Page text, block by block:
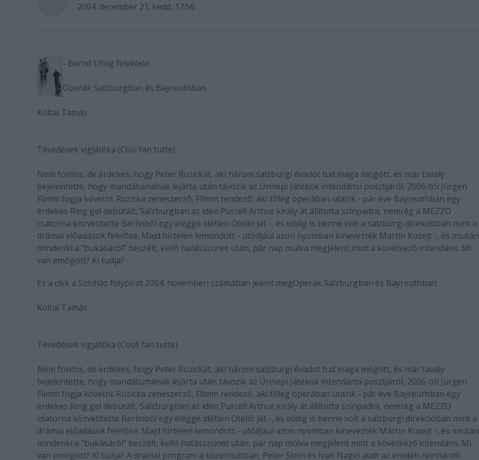
2004. december 21. kedd, 17:56
- Bernd Uhlig felvétele -
Operák Salzburgban és Bayreuthban
Koltai Tamás
Tévedések vígjátéka (Così fan tutte)
Nem fontos, de érdekes, hogy Peter Ruzickát, aki három salzburgi évadot tud maga mögött, és már tavaly
bejelentette, hogy mandátumának lejárta után távozik az Ünnepi Játékok intendánsi posztjáról, 2006-tól Jürgen
Flimm fogja követni. Ruzicka zeneszerzõ, Flimm rendezõ, aki fõleg operában utazik - pár éve Bayreuthban egy
érdekes Ring gel debütált, Salzburgban az idén Purcell Arthur király át állította színpadra, nemrég a MEZZO
csatorna közvetítette Berlinbõl egy eléggé idétlen Otelló ját -, és eddig is benne volt a salzburgi direkcióban mint a
drámai elõadások felelõse. Majd hirtelen lemondott - utódjául azon nyomban kinevezték Martin Kusejt -, és miután
mindenki a "bukásáról" beszélt, kellõ hatásszünet után, pár nap múlva megjelent mint a következõ intendáns. Mi
van emögött? Ki tudja?
Ez a cikk a Színház folyóirat 2004. novemberi számában jelent megOperák Salzburgban és Bayreuthban
Koltai Tamás
Tévedések vígjátéka (Cosě fan tutte)
Nem fontos, de érdekes, hogy Peter Ruzickát, aki három salzburgi évadot tud maga mögött, és már tavaly
bejelentette, hogy mandátumának lejárta után távozik az Ünnepi Játékok intendánsi posztjáról, 2006-tól Jürgen
Flimm fogja követni. Ruzicka zeneszerző, Flimm rendező, aki főleg operában utazik - pár éve Bayreuthban egy
érdekes Ring gel debütált, Salzburgban az idén Purcell Arthur király át állította színpadra, nemrég a MEZZO
csatorna közvetítette Berlinből egy eléggé idétlen Otelló ját -, és eddig is benne volt a salzburgi direkcióban mint a
drámai előadások felelőse. Majd hirtelen lemondott - utódjául azon nyomban kinevezték Martin Kusejt -, és miután
mindenki a "bukásáról" beszélt, kellő hatásszünet után, pár nap múlva megjelent mint a következő intendáns. Mi
van emögött? Ki tudja? A drámai program a közelmúltban, Peter Stein és Ivan Nagel alatt az eredeti reinhardti